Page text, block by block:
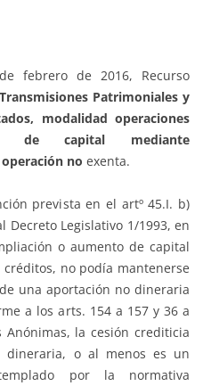
febrero de 2016, Recurso
Patrimoniales y
modalidad operaciones
de capital mediante
no exenta.
prevista en el artº 45.I. b)
Decreto Legislativo 1/1993, en
o aumento de capital
no podía mantenerse
una aportación no dineraria
a los arts. 154 a 157 y 36 a
Anónimas, la cesión crediticia
dineraria, o al menos es un
por la normativa